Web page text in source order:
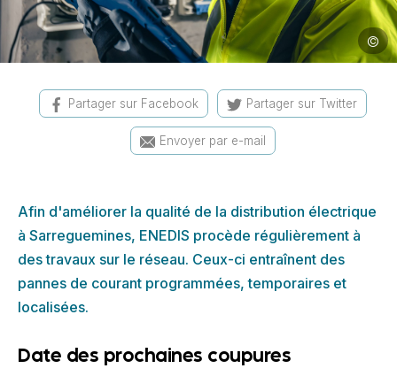
©
Partager sur Facebook Partager sur Twitter
Envoyer par e-mail
Afin d'améliorer la qualité de la distribution électrique
à Sarreguemines, ENEDIS procède régulièrement à
des travaux sur le réseau. Ceux-ci entraînent des
pannes de courant programmées, temporaires et
localisées.
Date des prochaines coupures